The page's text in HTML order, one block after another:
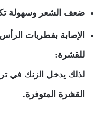
ضعف الشعر وسهولة
الإصابة بفطريات
للقشرة:
لذلك يدخل الزنك في
القشرة المتوفرة.